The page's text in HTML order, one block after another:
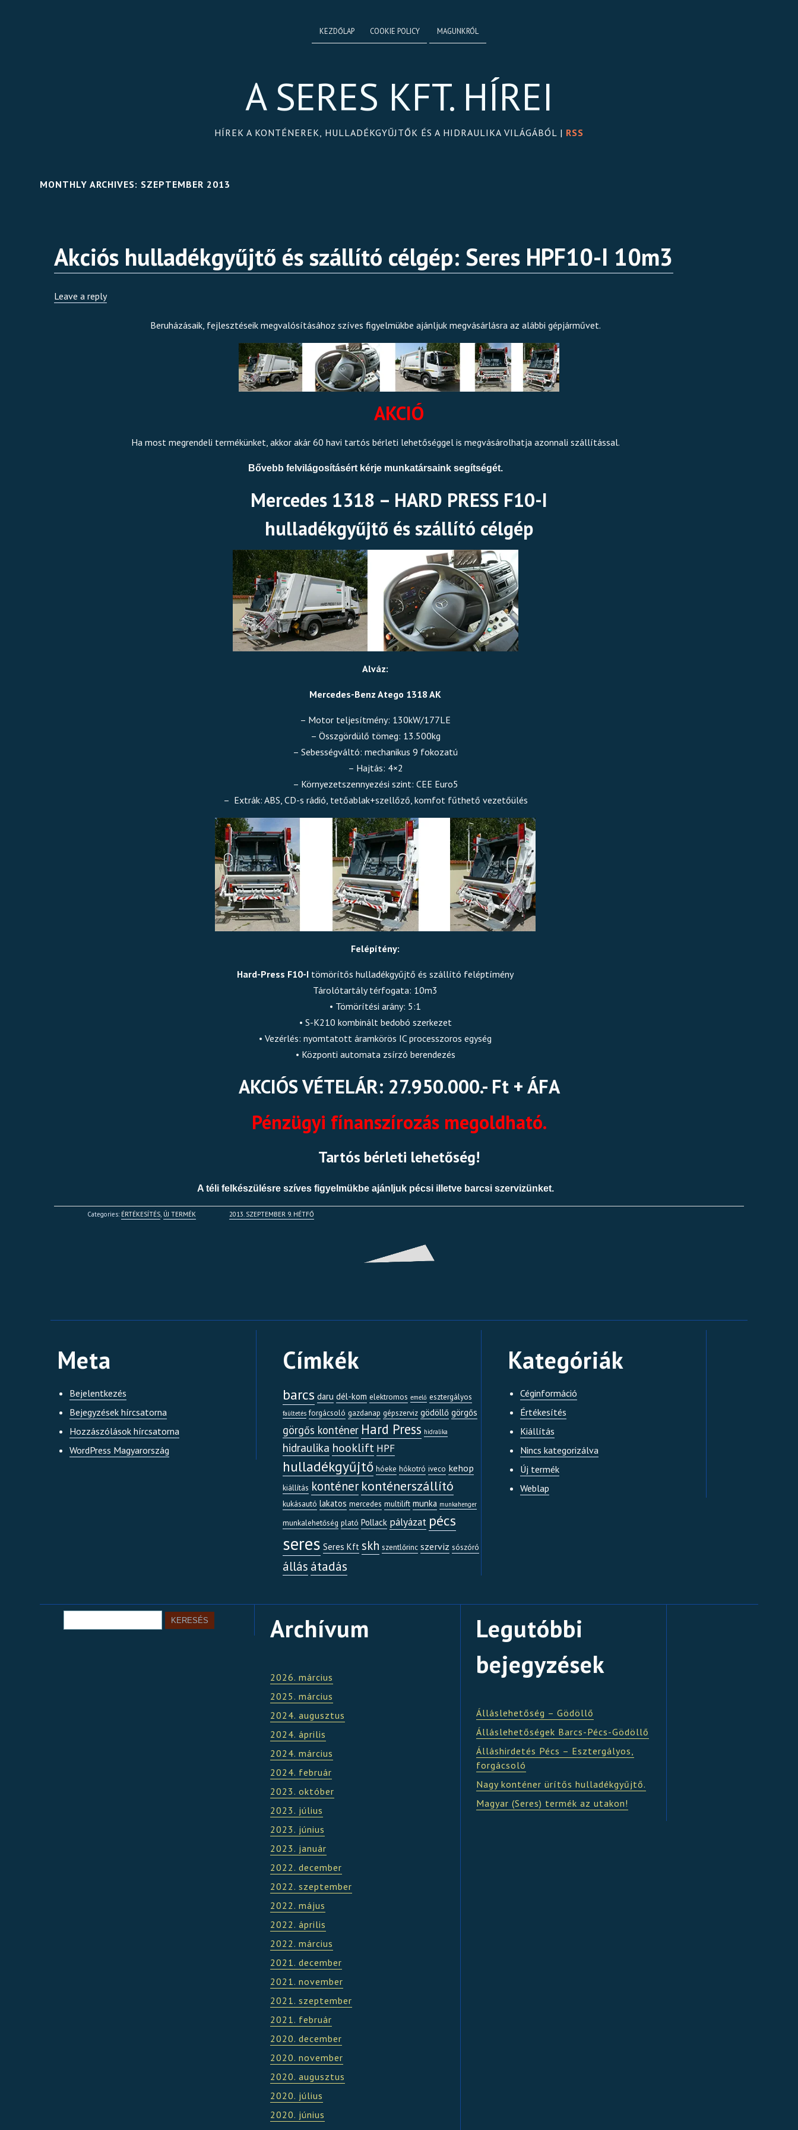
KEZDŐLAP COOKIE POLICY MAGUNKRÓL
A SERES KFT. HÍREI
HÍREK A KONTÉNEREK, HULLADÉKGYŰJTŐK ÉS A HIDRAULIKA VILÁGÁBÓL | RSS
MONTHLY ARCHIVES: SZEPTEMBER 2013
Akciós hulladékgyűjtő és szállító célgép: Seres HPF10-I 10m3
Leave a reply
Beruházásaik, fejlesztéseik megvalósításához szíves figyelmükbe ajánljuk megvásárlásra az alábbi gépjárművet.
AKCIÓ
Ha most megrendeli termékünket, akkor akár 60 havi tartós bérleti lehetőséggel is megvásárolhatja azonnali szállítással.
Bővebb felvilágosításért kérje munkatársaink segítségét.
Mercedes 1318 – HARD PRESS F10-I
hulladékgyűjtő és szállító célgép
Alváz:
Mercedes-Benz Atego 1318 AK
– Motor teljesítmény: 130kW/177LE
– Összgördülő tömeg: 13.500kg
– Sebességváltó: mechanikus 9 fokozatú
– Hajtás: 4×2
– Környezetszennyezési szint: CEE Euro5
– Extrák: ABS, CD-s rádió, tetőablak+szellőző, komfot fűthető vezetőülés
Felépítény:
Hard-Press F10-I tömörítős hulladékgyűjtő és szállító feléptímény
Tárolótartály térfogata: 10m3
• Tömörítési arány: 5:1
• S-K210 kombinált bedobó szerkezet
• Vezérlés: nyomtatott áramkörös IC processzoros egység
• Központi automata zsírzó berendezés
AKCIÓS VÉTELÁR: 27.950.000.- Ft + ÁFA
Pénzügyi fínanszírozás megoldható.
Tartós bérleti lehetőség!
A téli felkészülésre szíves figyelmükbe ajánljuk pécsi illetve barcsi szervizünket.
Categories: ÉRTÉKESÍTÉS, ÚJ TERMÉK 2013. SZEPTEMBER 9. HÉTFŐ
Meta
Bejelentkezés
Bejegyzések hírcsatorna
Hozzászólások hírcsatorna
WordPress Magyarország
Címkék
barcs daru dél-kom elektromos emelő esztergályos
faültetés forgácsoló gazdanap gépszerviz gödöllő görgős
görgős konténer Hard Press hidralika
hidraulika hooklift HPF
hulladékgyűjtő hóeke hókotró iveco kehop
kiállítás konténer konténerszállító
kukásautó lakatos mercedes multilift munka munkahenger
munkalehetőség plató Pollack pályázat pécs
seres Seres Kft skh szentlőrinc szerviz sószóró
állás átadás
Kategóriák
Céginformáció
Értékesítés
Kiállítás
Nincs kategorizálva
Új termék
Weblap
Archívum
2026. március
2025. március
2024. augusztus
2024. április
2024. március
2024. február
2023. október
2023. július
2023. június
2023. január
2022. december
2022. szeptember
2022. május
2022. április
2022. március
2021. december
2021. november
2021. szeptember
2021. február
2020. december
2020. november
2020. augusztus
2020. július
2020. június
Legutóbbi
bejegyzések
Álláslehetőség – Gödöllő
Álláslehetőségek Barcs-Pécs-Gödöllő
Álláshirdetés Pécs – Esztergályos,
forgácsoló
Nagy konténer ürítős hulladékgyűjtő.
Magyar (Seres) termék az utakon!